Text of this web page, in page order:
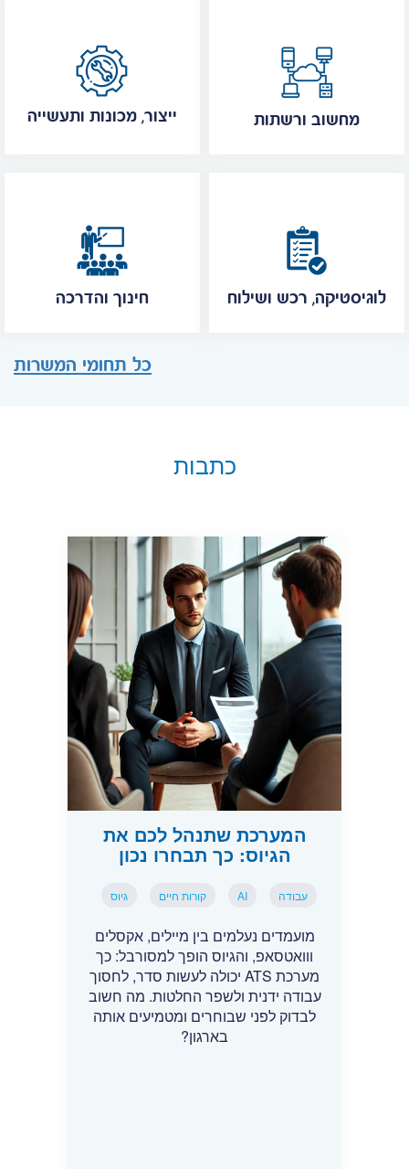
ייצור, מכונות ותעשייה מחשוב ורשתות
חינוך והדרכה לוגיסטיקה, רכש ושילוח
כל תחומי המשרות
כתבות
המערכת שתנהל לכם את
הגיוס: כך תבחרו נכון
עבודה AI קורות חיים גיוס
מועמדים נעלמים בין מיילים, אקסלים
ווואטסאפ, והגיוס הופך למסורבל: כך
מערכת ATS יכולה לעשות סדר, לחסוך
עבודה ידנית ולשפר החלטות. מה חשוב
לבדוק לפני שבוחרים ומטמיעים אותה
בארגון?